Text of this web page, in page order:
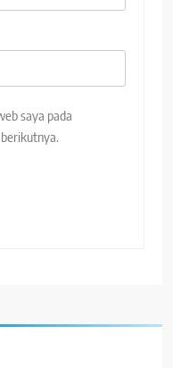
saya pada